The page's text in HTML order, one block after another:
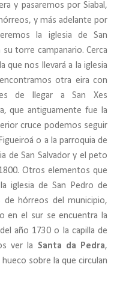
y pasaremos por Siabal,
y más adelante por
la iglesia de San
su torre campanario. Cerca
que nos llevará a la iglesia
otra eira con
de llegar a San Xes
que antiguamente fue la
cruce podemos seguir
o a la parroquia de
de San Salvador y el peto
Otros elementos que
iglesia de San Pedro de
hórreos del municipio,
en el sur se encuentra la
año 1730 o la capilla de
ver la Santa da Pedra,
sobre la que circulan